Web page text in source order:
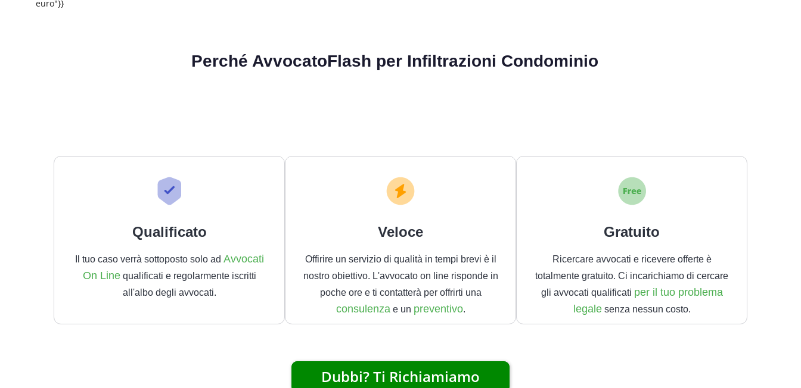
euro"}}
Perché AvvocatoFlash per Infiltrazioni Condominio
Qualificato
Il tuo caso verrà sottoposto solo ad Avvocati
On Line qualificati e regolarmente iscritti
all'albo degli avvocati.
Veloce
Offirire un servizio di qualità in tempi brevi è il
nostro obiettivo. L'avvocato on line risponde in
poche ore e ti contatterà per offrirti una
consulenza e un preventivo.
Gratuito
Ricercare avvocati e ricevere offerte è
totalmente gratuito. Ci incarichiamo di cercare
gli avvocati qualificati per il tuo problema
legale senza nessun costo.
Dubbi? Ti Richiamiamo